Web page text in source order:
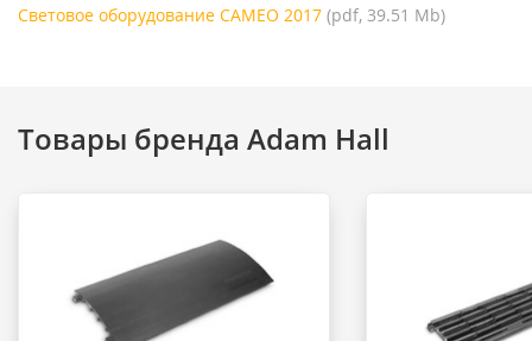
Световое оборудование CAMEO 2017 (pdf, 39.51 Mb)
Товары бренда Adam Hall